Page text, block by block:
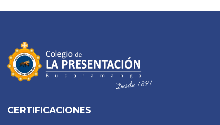
CERTIFICACIONES